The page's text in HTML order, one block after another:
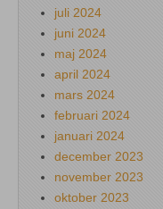
juli 2024
juni 2024
maj 2024
april 2024
mars 2024
februari 2024
januari 2024
december 2023
november 2023
oktober 2023